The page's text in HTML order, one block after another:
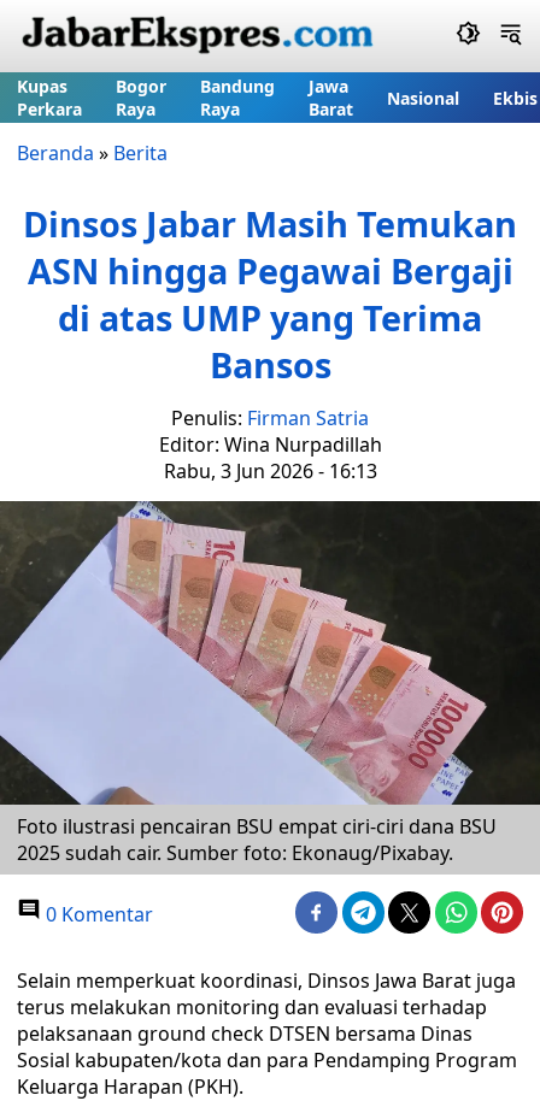
Kupas
Perkara
Bogor
Raya
Bandung
Raya
Jawa
Barat
Nasional Ekbis
Beranda » Berita
Dinsos Jabar Masih Temukan
ASN hingga Pegawai Bergaji
di atas UMP yang Terima
Bansos
Penulis: Firman Satria
Editor: Wina Nurpadillah
Rabu, 3 Jun 2026 - 16:13
Foto ilustrasi pencairan BSU empat ciri-ciri dana BSU
2025 sudah cair. Sumber foto: Ekonaug/Pixabay.
0 Komentar
Selain memperkuat koordinasi, Dinsos Jawa Barat juga
terus melakukan monitoring dan evaluasi terhadap
pelaksanaan ground check DTSEN bersama Dinas
Sosial kabupaten/kota dan para Pendamping Program
Keluarga Harapan (PKH).